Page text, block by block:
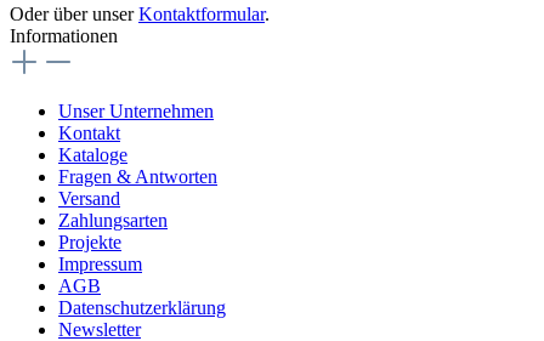
Oder über unserKontaktformular.
Informationen
Unser Unternehmen
Kontakt
Kataloge
Fragen & Antworten
Versand
Zahlungsarten
Projekte
Impressum
AGB
Datenschutzerklärung
Newsletter